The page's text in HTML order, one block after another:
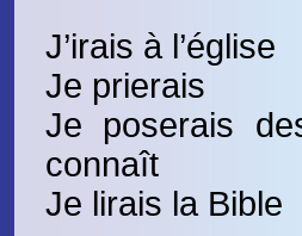
J’irais à l’église
Je prierais
Je poserais
connaît
Je lirais la Bible